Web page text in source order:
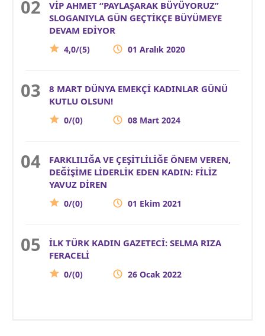
VİP AHMET “PAYLAŞARAK BÜYÜYORUZ”
SLOGANIYLA GÜN GEÇTİKÇE BÜYÜMEYE
DEVAM EDİYOR
4,0/(5) 01 Aralık 2020
8 MART DÜNYA EMEKÇİ KADINLAR GÜNÜ
KUTLU OLSUN!
0/(0) 08 Mart 2024
FARKLILIĞA VE ÇEŞİTLİLİĞE ÖNEM VEREN,
DEĞİŞİME LİDERLİK EDEN KADIN: FİLİZ
YAVUZ DİREN
0/(0) 01 Ekim 2021
İLK TÜRK KADIN GAZETECİ: SELMA RIZA
FERACELİ
0/(0) 26 Ocak 2022